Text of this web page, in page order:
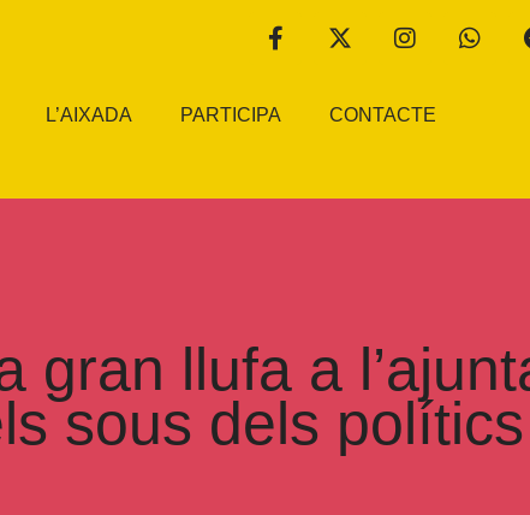
L’AIXADA PARTICIPA CONTACTE
gran llufa a
sous dels polítics